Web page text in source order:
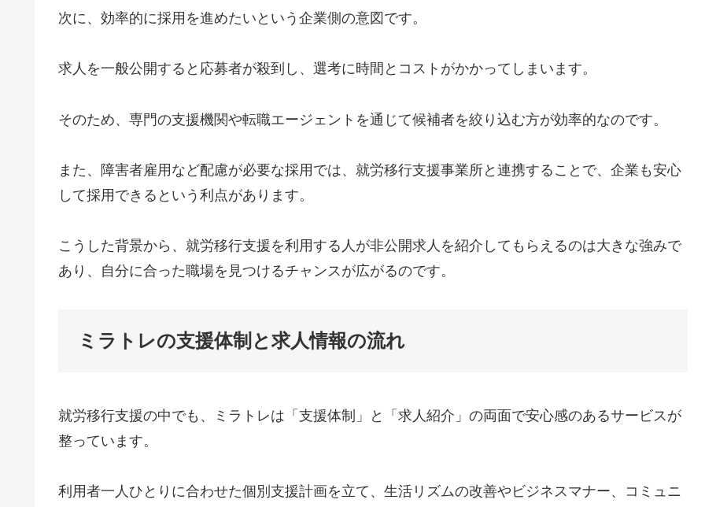
次に、効率的に採用を進めたいという企業側の意図です。
求人を一般公開すると応募者が殺到し、選考に時間とコストがかかってしまいます。
そのため、専門の支援機関や転職エージェントを通じて候補者を絞り込む方が効率的なのです。
また、障害者雇用など配慮が必要な採用では、就労移行支援事業所と連携することで、企業も安心
して採用できるという利点があります。
こうした背景から、就労移行支援を利用する人が非公開求人を紹介してもらえるのは大きな強みで
あり、自分に合った職場を見つけるチャンスが広がるのです。
ミラトレの支援体制と求人情報の流れ
就労移行支援の中でも、ミラトレは「支援体制」と「求人紹介」の両面で安心感のあるサービスが
整っています。
利用者一人ひとりに合わせた個別支援計画を立て、生活リズムの改善やビジネスマナー、コミュニ